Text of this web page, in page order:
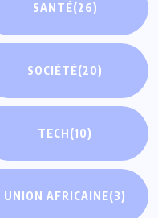
SANTÉ(26)
SOCIÉTÉ(20)
TECH(10)
UNION AFRICAINE(3)